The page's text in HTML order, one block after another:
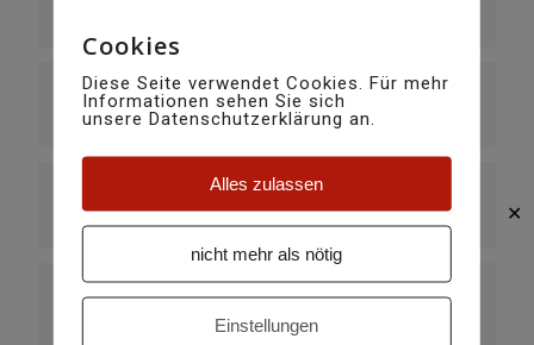
✕
UHRZEIT
18:00
VERANSTALTUNGSORT
KATEGORIE
Cookies
Diese Seite verwendet Cookies. Für mehr
Informationen sehen Sie sich
unsere Datenschutzerklärung an.
Alles zulassen
nicht mehr als nötig
Einstellungen